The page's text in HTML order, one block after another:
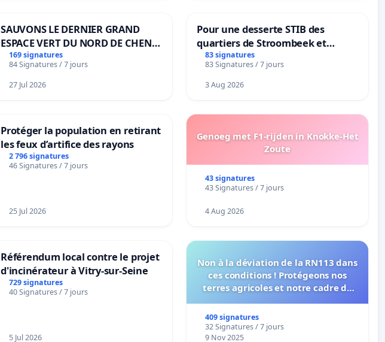
SAUVONS LE DERNIER GRAND
ESPACE VERT DU NORD DE CHENE-
BOUGERIES
169 signatures
84 Signatures / 7 jours
27 Jul 2026
Pour une desserte STIB des
quartiers de Stroombeek et
Beauval - Voor een MIVB-
bediening van de wijken
Strombeek en Het Voor
83 signatures
83 Signatures / 7 jours
3 Aug 2026
Protéger la population en retirant
les feux d’artifice des rayons
2 796 signatures
46 Signatures / 7 jours
25 Jul 2026
Genoeg met F1-rijden in Knokke-Het
Zoute
43 signatures
43 Signatures / 7 jours
4 Aug 2026
Référendum local contre le projet
d'incinérateur à Vitry-sur-Seine
729 signatures
40 Signatures / 7 jours
5 Jul 2026
Non à la déviation de la RN113 dans
ces conditions ! Protégeons nos
terres agricoles et notre cadre de
409 signatures
32 Signatures / 7 jours
9 Nov 2025